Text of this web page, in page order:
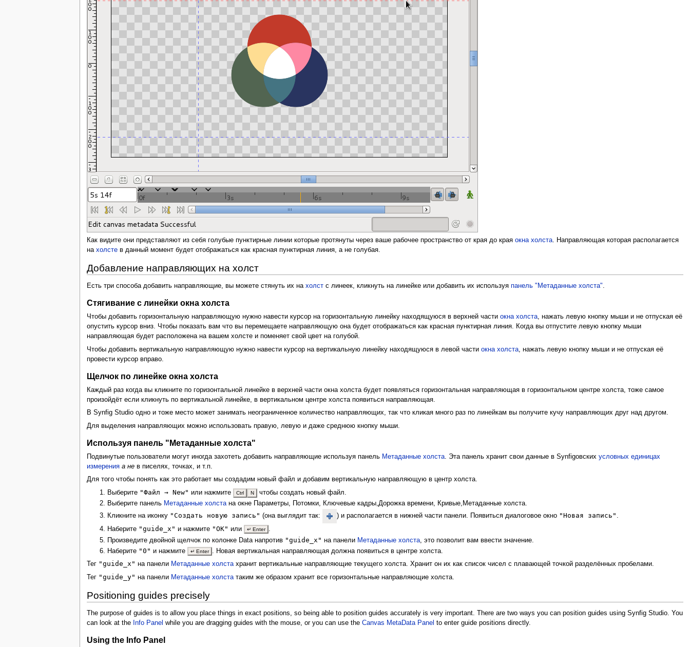
Как видите они представляют из себя голубые пунктирные линии которые протянуты через ваше рабочее пространство от края до края окна холста. Направляющая которая располагается
на холстев данный момент будет отображаться как красная пунктирная линия, а не голубая.
Добавление направляющих на холст
Есть три способа добавить направляющие, вы можете стянуть их на холстс линеек, кликнуть на линейке или добавить их используя панель "Метаданные холста".
Стягивание с линейки окна холста
Чтобы добавить горизонтальную направляющую нужно навести курсор на горизонтальную линейку находящуюся в верхней части окна холста, нажать левую кнопку мыши и не отпуская её
опустить курсор вниз. Чтобы показать вам что вы перемещаете направляющую она будет отображаться как красная пунктирная линия. Когда вы отпустите левую кнопку мыши
направляющая будет расположена на вашем холсте и поменяет свой цвет на голубой.
Чтобы добавить вертикальную направляющую нужно навести курсор на вертикальную линейку находящуюся в левой части окна холста, нажать левую кнопку мыши и не отпуская её
провести курсор вправо.
Щелчок по линейке окна холста
Каждый раз когда вы кликните по горизонтальной линейке в верхней части окна холста будет появляться горизонтальная направляющая в горизонтальном центре холста, тоже самое
произойдёт если кликнуть по вертикальной линейке, в вертикальном центре холста появиться направляющая.
В Synfig Studio одно и тоже место может занимать неограниченное количество направляющих, так что кликая много раз по линейкам вы получите кучу направляющих друг над другом.
Для выделения направляющих можно использовать правую, левую и даже среднюю кнопку мыши.
Используя панель "Метаданные холста"
Подвинутые пользователи могут иногда захотеть добавить направляющие используя панель Метаданные холста. Эта панель хранит свои данные в Synfigовских условных единицах
измерения а нев писелях, точках, и т.п.
Для того чтобы понять как это работает мы создадим новый файл и добавим вертикальную направляющую в центр холста.
Выберите "Файл → New" или нажмите Ctrl N
чтобы создать новый файл.
Выберите панель Метаданные холста на окне Параметры, Потомки, Ключевые кадры,Дорожка времени, Кривые,Метаданные холста.
Кликните на иконку "Создать новую запись" (она выглядит так: ) и располагается в нижней части панели. Появиться диалоговое окно "Новая запись" .
Наберите "guide_x" и нажмите "OK" или ↵ Enter
.
Произведите двойной щелчок по колонке Data напротив "guide_x" на панели Метаданные холста , это позволит вам ввести значение.
Наберите "0" и нажмите ↵ Enter
. Новая вертикальная направляющая должна появиться в центре холста.
Тег "guide_x" на панели Метаданные холстахранит вертикальные направляющие текущего холста. Хранит он их как список чисел с плавающей точкой разделённых пробелами.
Тег "guide_y" на панели Метаданные холстатаким же образом хранит все горизонтальные направляющие холста.
Positioning guides precisely
The purpose of guides is to allow you place things in exact positions, so being able to position guides accurately is very important. There are two ways you can position guides using Synfig Studio. You
can look at the Info Panel while you are dragging guides with the mouse, or you can use the Canvas MetaData Panel to enter guide positions directly.
Using the Info Panel